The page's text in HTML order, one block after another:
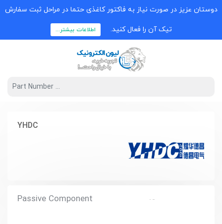
دوستان عزیز در صورت نیاز به فاکتور کاغذی حتما در مراحل ثبت سفارش
تیک آن را فعال کنید. اطلاعات بیشتر...
YHDC
Passive Component